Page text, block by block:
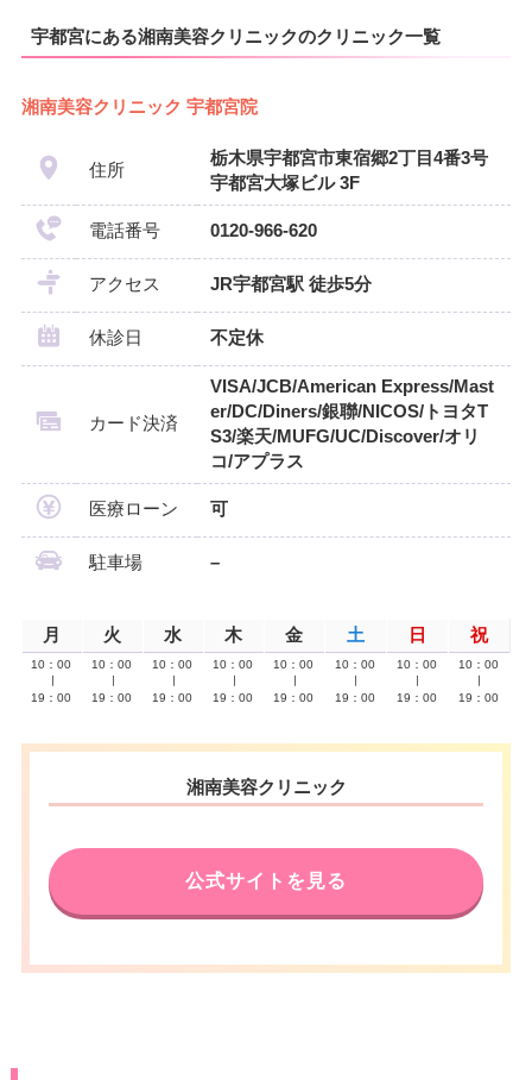
宇都宮にある湘南美容クリニックのクリニック一覧
湘南美容クリニック 宇都宮院
住所
栃木県宇都宮市東宿郷2丁目4番3号
宇都宮大塚ビル 3F
電話番号 0120-966-620
アクセス JR宇都宮駅 徒歩5分
休診日 不定休
カード決済
VISA/JCB/American Express/Mast
er/DC/Diners/銀聯/NICOS/トヨタT
S3/楽天/MUFG/UC/Discover/オリ
コ/アプラス
医療ローン 可
駐車場 –
月 火 水 木 金 土 日 祝
10：00
19：00
10：00
19：00
10：00
19：00
10：00
19：00
10：00
19：00
10：00
19：00
10：00
19：00
10：00
19：00
湘南美容クリニック
公式サイトを見る